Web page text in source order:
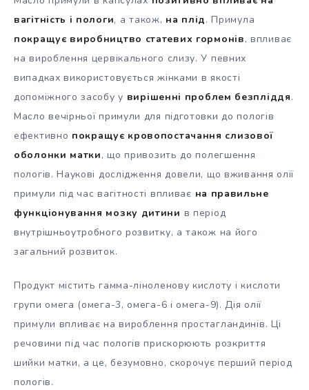
вагітність і пологи, а також, на плід. Примула
покращує виробництво статевих гормонів, впливає
на вироблення цервікального слизу. У певних
випадках використовується жінками в якості
допоміжного засобу у вирішенні проблем безпліддя.
Масло вечірньої примули для підготовки до пологів
ефективно покращує кровопостачання слизової
оболонки матки, що привозить до полегшення
пологів. Наукові дослідження довели, що вживання олії
примули під час вагітності впливає на правильне
функціонування мозку дитини в період
внутрішньоутробного розвитку, а також на його
загальний розвиток.
Продукт містить гамма-ліноленову кислоту і кислоти
групи омега (омега-3, омега-6 і омега-9). Дія олії
примули впливає на вироблення простагландинів. Ці
речовини під час пологів прискорюють розкриття
шийки матки, а це, безумовно, скорочує перший період
пологів.